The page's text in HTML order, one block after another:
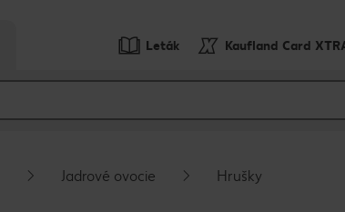
Leták Kaufland Card
Jadrové ovocie Hrušky